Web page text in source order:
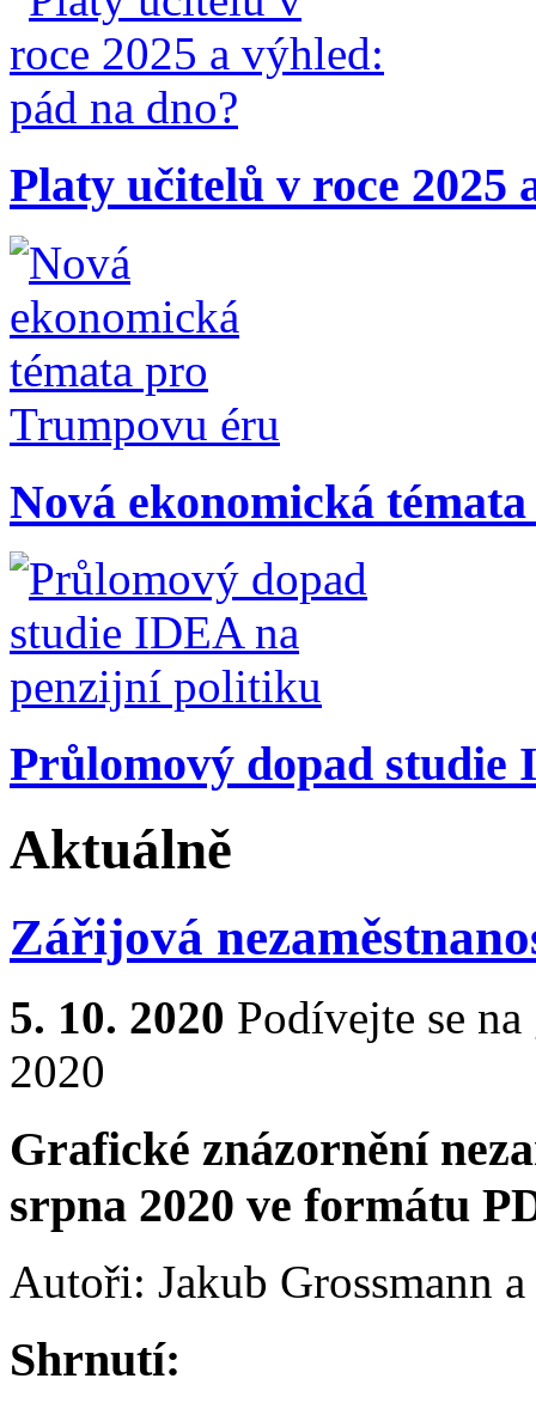
Platy učitelů v roce 2025
Nová ekonomická
Průlomový dopad
Aktuálně
Zářijová
5. 10. 2020 Podívejte se
2020
Grafické znázornění
srpna 2020 ve formátu
Autoři: Jakub Grossmann
Shrnutí: